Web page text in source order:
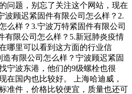
问题，别忘了关注这个网站，现在
波顾迟紧固件有限公司怎么样？2.
么样？3.宁波万特紧固件有限公司
有限公司怎么样？5.新冠肺炎疫情
哪里可以看到这方面的行业信
有限公司怎么样？宁波顾迟紧固
宁波东港，他们的9级螺栓也很
在国内也比较好。 上海哈迪威，
准件，价格比较便宜，质量也还可